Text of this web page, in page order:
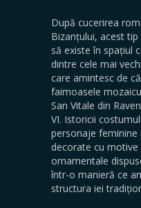
După cucerirea
Bizanțului, acest
să existe în spațiul
dintre cele mai
care amintesc de
faimoasele
San Vitale din
VI. Istoricii
personaje
decorate cu
ornamentale
într-o manieră ce
structura iei